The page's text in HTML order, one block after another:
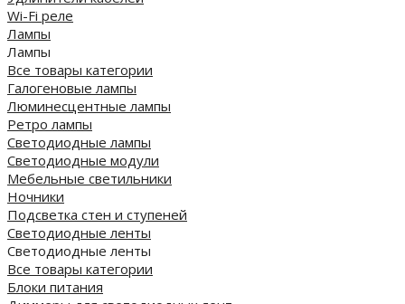
Wi-Fi реле
Лампы
Лампы
Все товары категории
Галогеновые лампы
Люминесцентные лампы
Ретро лампы
Светодиодные лампы
Светодиодные модули
Мебельные светильники
Ночники
Подсветка стен и ступеней
Светодиодные ленты
Светодиодные ленты
Все товары категории
Блоки питания